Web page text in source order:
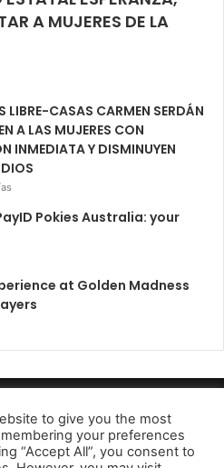
A MUJERES DE LA
LIBRE-CASAS CARMEN SERDÁN
A LAS MUJERES CON
INMEDIATA Y DISMINUYEN
Pokies Australia: your
at Golden Madness
Observador 2022
privacidad
to give you the most
your preferences
“Accept All”, you consent to